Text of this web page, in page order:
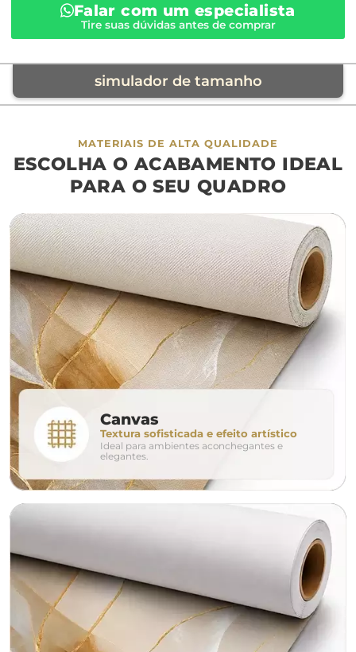
Falar com um especialista
Tire suas dúvidas antes de comprar
simulador de tamanho
móvel de referência
sofá cama
largura aproximada
160cm 200cm
280cm 320cm
conjunto
avulso duo
o tamanho ideal para o seu ambiente é
MATERIAIS DE ALTA QUALIDADE
ESCOLHA O ACABAMENTO IDEAL
PARA O SEU QUADRO
Canvas
Textura sofisticada e efeito artístico
Ideal para ambientes aconchegantes e
elegantes.